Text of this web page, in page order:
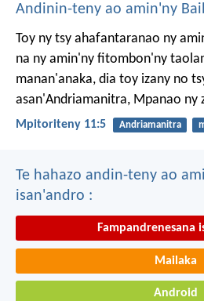
Andinin-teny ao amin'ny
Toy ny tsy ahafantaranao ny
na ny amin'ny fitombon'ny
manan'anaka, dia toy izany no
asan'Andriamanitra, Mpanao ny
Mpitoriteny 11:5 Andriamanitra
Te hahazo andin-teny ao
isan'andro :
Fampandrenesana
Mailaka
Android